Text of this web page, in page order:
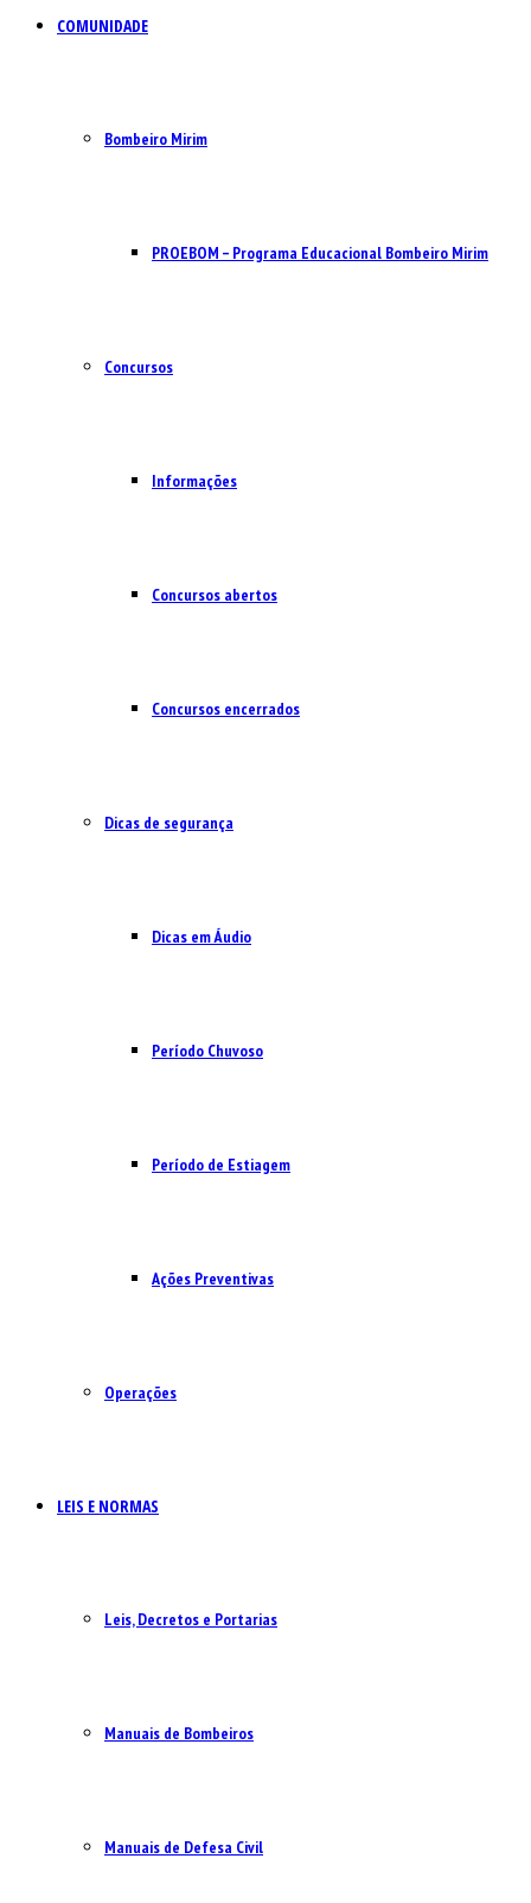
COMUNIDADE
Bombeiro Mirim
PROEBOM – Programa Educacional Bombeiro Mirim
Concursos
Informações
Concursos abertos
Concursos encerrados
Dicas de segurança
Dicas em Áudio
Período Chuvoso
Período de Estiagem
Ações Preventivas
Operações
LEIS E NORMAS
Leis, Decretos e Portarias
Manuais de Bombeiros
Manuais de Defesa Civil